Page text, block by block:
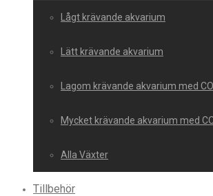
Lågt krävande akvarium
Lätt krävande akvarium
Lagom krävande akvarium med
Mycket krävande akvarium med
Alla Växter
Tillbehör